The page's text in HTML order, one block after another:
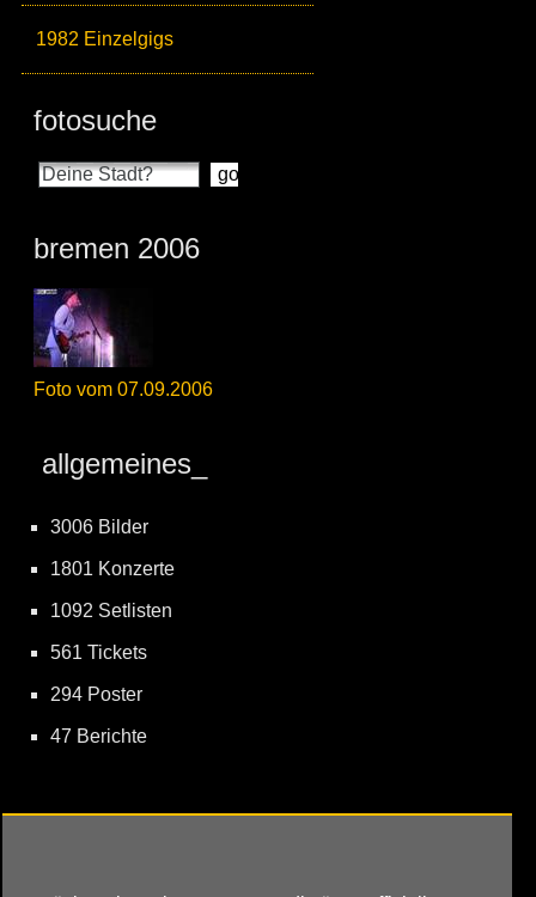
1982 Einzelgigs
fotosuche
bremen 2006
Foto vom 07.09.2006
allgemeines_
3006 Bilder
1801 Konzerte
1092 Setlisten
561 Tickets
294 Poster
47 Berichte